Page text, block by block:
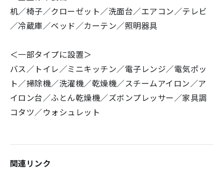
机／椅子／クローゼット／洗面台／エアコン／テレビ
／冷蔵庫／ベッド／カーテン／照明器具
＜一部タイプに設置＞
バス／トイレ／ミニキッチン／電子レンジ／電気ポッ
ト／掃除機／洗濯機／乾燥機／スチームアイロン／ア
イロン台／ふとん乾燥機／ズボンプレッサー／家具調
コタツ／ウォシュレット
関連リンク